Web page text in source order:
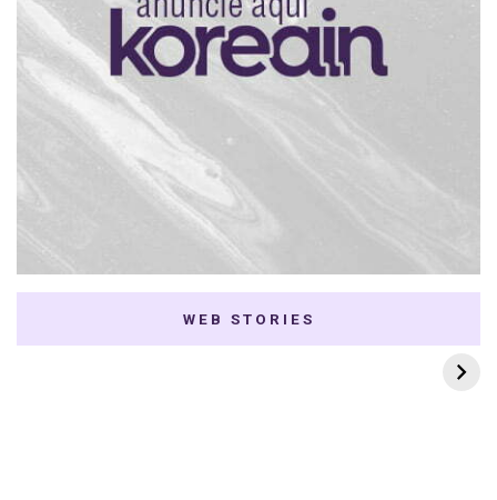
WEB STORIES
7 K-dramas Enemies
to Lovers
Thai Dramas com
First e Khaotung